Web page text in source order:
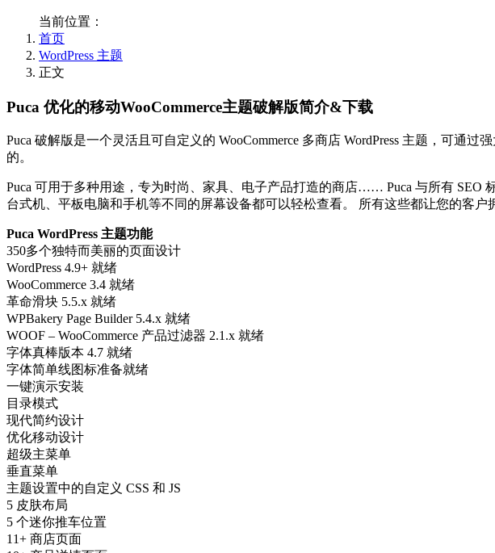
当前位置：
首页
WordPress 主题
正文
Puca 优化的移动WooCommerce主题破解版简介&下载
Puca 破解版是一个灵活且可自定义的 WooCommerce 多商店 WordPress 主题，可通
的。
Puca 可用于多种用途，专为时尚、家具、电子产品打造的商店…… Puca 与所有 SEO
台式机、平板电脑和手机等不同的屏幕设备都可以轻松查看。 所有这些都让您的客户
Puca WordPress 主题功能
350多个独特而美丽的页面设计
WordPress 4.9+ 就绪
WooCommerce 3.4 就绪
革命滑块 5.5.x 就绪
WPBakery Page Builder 5.4.x 就绪
WOOF – WooCommerce 产品过滤器 2.1.x 就绪
字体真棒版本 4.7 就绪
字体简单线图标准备就绪
一键演示安装
目录模式
现代简约设计
优化移动设计
超级主菜单
垂直菜单
主题设置中的自定义 CSS 和 JS
5 皮肤布局
5 个迷你推车位置
11+ 商店页面